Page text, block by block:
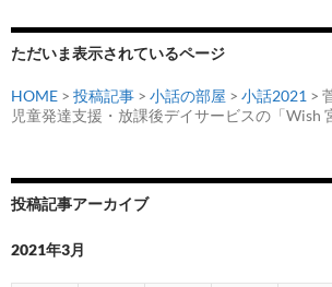
ただいま表示されているページ
HOME > 投稿記事 > 小話の部屋 > 小話2021 >
児童発達支援・放課後デイサービスの「Wish
投稿記事アーカイブ
2021年3月